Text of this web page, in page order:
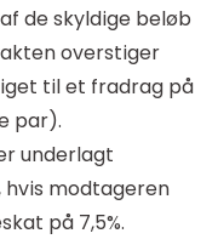
de skyldige beløb
overstiger
til et fradrag på
par).
underlagt
hvis modtageren
på 7,5%.